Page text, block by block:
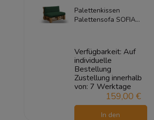
Palettenkissen
Palettensofa SOFIA
Verfügbarkeit: Auf
individuelle
Bestellung
Zustellung innerhalb
von: 7 Werktage
159,00 €
In den